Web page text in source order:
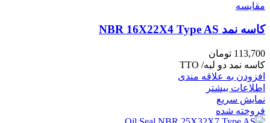
مقايسه
کاسه نمد NBR 16X22X4 Type AS
113,700 تومان
کاسه نمد دو لبه/ TTO
افزودن به علاقه مندی
اطلاعات بیشتر
نمایش سریع
فروخته شده